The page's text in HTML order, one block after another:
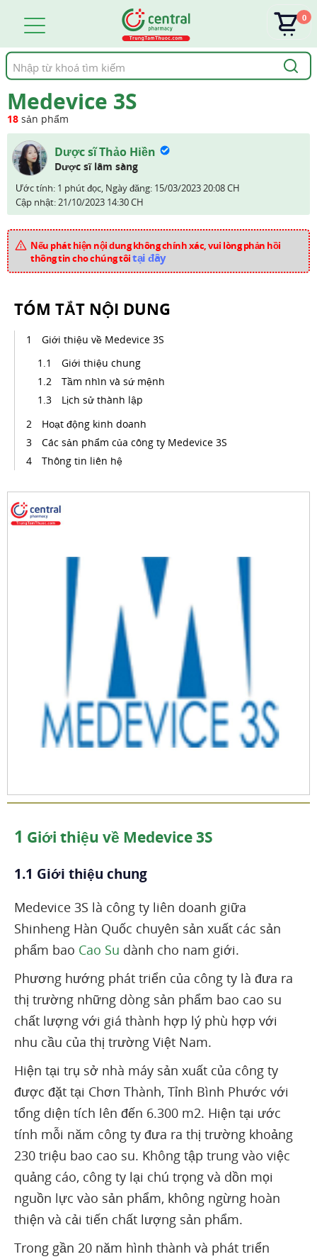
Tìm
kiếm
0
Medevice 3S
18 sản phẩm
Dược sĩ Thảo Hiền
Dược sĩ lâm sàng
Ước tính: 1 phút đọc, Ngày đăng: 15/03/2023 20:08 CH
Cập nhật:21/10/2023 14:30 CH
Nếu phát hiện nội dung không chính xác, vui lòng phản hồi
thông tin cho chúng tôitại đây
TÓM TẮT NỘI DUNG
Giới thiệu về Medevice 3S
Giới thiệu chung
Tầm nhìn và sứ mệnh
Lịch sử thành lập
Hoạt động kinh doanh
Các sản phẩm của công ty Medevice 3S
Thông tin liên hệ
1 Giới thiệu về Medevice 3S
1.1 Giới thiệu chung
Medevice 3S là công ty liên doanh giữa
Shinheng Hàn Quốc chuyên sản xuất các sản
phẩm bao Cao Su dành cho nam giới.
Phương hướng phát triển của công ty là đưa ra
thị trường những dòng sản phẩm bao cao su
chất lượng với giá thành hợp lý phù hợp với
nhu cầu của thị trường Việt Nam.
Hiện tại trụ sở nhà máy sản xuất của công ty
được đặt tại Chơn Thành, Tỉnh Bình Phước với
tổng diện tích lên đến 6.300 m2. Hiện tại ước
tính mỗi năm công ty đưa ra thị trường khoảng
230 triệu bao cao su. Không tập trung vào việc
quảng cáo, công ty lại chú trọng và dồn mọi
nguồn lực vào sản phẩm, không ngừng hoàn
thiện và cải tiến chất lượng sản phẩm.
Trong gần 20 năm hình thành và phát triển